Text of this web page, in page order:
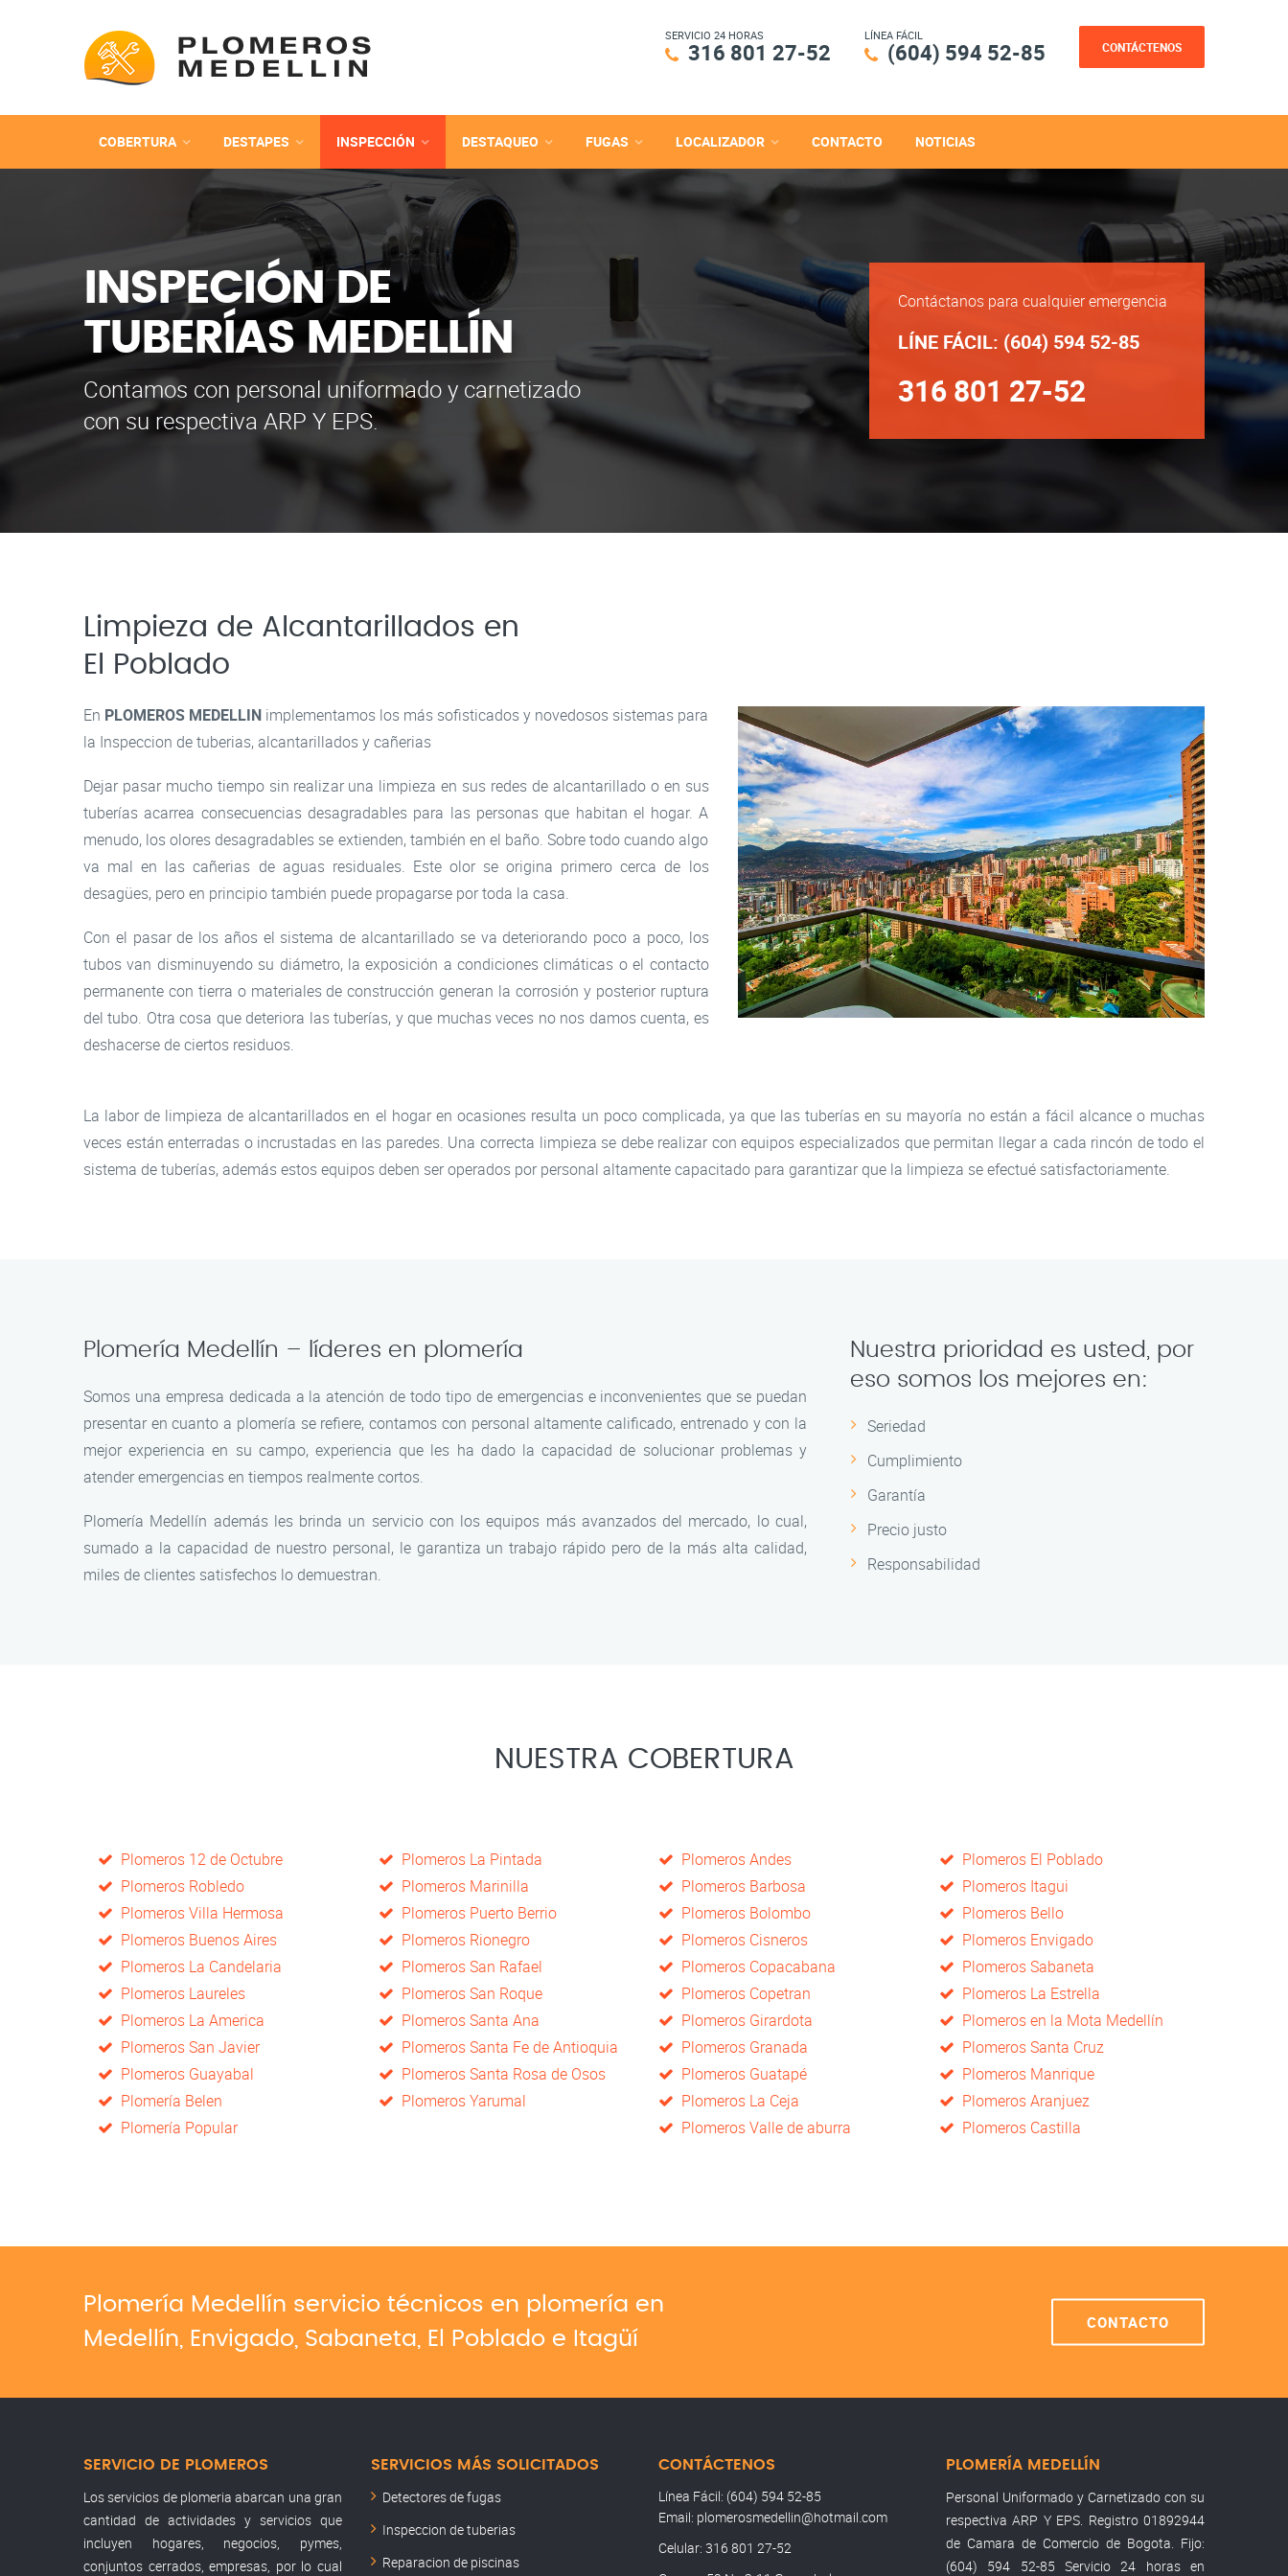
SERVICIO 24 HORAS
316 801 27-52
LÍNEA FÁCIL
(604) 594 52-85 CONTÁCTENOS
COBERTURA DESTAPES INSPECCIÓN DESTAQUEO FUGAS LOCALIZADOR CONTACTO NOTICIAS
INSPECIÓN DE
TUBERÍAS MEDELLÍN
Contamos con personal uniformado y carnetizado
con su respectiva ARP Y EPS.
Contáctanos para cualquier emergencia
LÍNE FÁCIL: (604) 594 52-85
316 801 27-52
Limpieza de Alcantarillados en
El Poblado
En PLOMEROS MEDELLIN implementamos los más sofisticados y novedosos sistemas para
la Inspeccion de tuberias, alcantarillados y cañerias
Dejar pasar mucho tiempo sin realizar una limpieza en sus redes de alcantarillado o en sus
tuberías acarrea consecuencias desagradables para las personas que habitan el hogar. A
menudo, los olores desagradables se extienden, también en el baño. Sobre todo cuando algo
va mal en las cañerias de aguas residuales. Este olor se origina primero cerca de los
desagües, pero en principio también puede propagarse por toda la casa.
Con el pasar de los años el sistema de alcantarillado se va deteriorando poco a poco, los
tubos van disminuyendo su diámetro, la exposición a condiciones climáticas o el contacto
permanente con tierra o materiales de construcción generan la corrosión y posterior ruptura
del tubo. Otra cosa que deteriora las tuberías, y que muchas veces no nos damos cuenta, es
deshacerse de ciertos residuos.
La labor de limpieza de alcantarillados en el hogar en ocasiones resulta un poco complicada, ya que las tuberías en su mayoría no están a fácil alcance o muchas
veces están enterradas o incrustadas en las paredes. Una correcta limpieza se debe realizar con equipos especializados que permitan llegar a cada rincón de todo el
sistema de tuberías, además estos equipos deben ser operados por personal altamente capacitado para garantizar que la limpieza se efectué satisfactoriamente.
Plomería Medellín – líderes en plomería
Somos una empresa dedicada a la atención de todo tipo de emergencias e inconvenientes que se puedan
presentar en cuanto a plomería se refiere, contamos con personal altamente calificado, entrenado y con la
mejor experiencia en su campo, experiencia que les ha dado la capacidad de solucionar problemas y
atender emergencias en tiempos realmente cortos.
Plomería Medellín además les brinda un servicio con los equipos más avanzados del mercado, lo cual,
sumado a la capacidad de nuestro personal, le garantiza un trabajo rápido pero de la más alta calidad,
miles de clientes satisfechos lo demuestran.
Nuestra prioridad es usted, por
eso somos los mejores en:
Seriedad
Cumplimiento
Garantía
Precio justo
Responsabilidad
NUESTRA COBERTURA
Plomeros El Poblado
Plomeros Itagui
Plomeros Bello
Plomeros Envigado
Plomeros Sabaneta
Plomeros La Estrella
Plomeros en la Mota Medellín
Plomeros Santa Cruz
Plomeros Manrique
Plomeros Aranjuez
Plomeros Castilla
Plomeros 12 de Octubre
Plomeros Robledo
Plomeros Villa Hermosa
Plomeros Buenos Aires
Plomeros La Candelaria
Plomeros Laureles
Plomeros La America
Plomeros San Javier
Plomeros Guayabal
Plomería Belen
Plomería Popular
Plomeros Andes
Plomeros Barbosa
Plomeros Bolombo
Plomeros Cisneros
Plomeros Copacabana
Plomeros Copetran
Plomeros Girardota
Plomeros Granada
Plomeros Guatapé
Plomeros La Ceja
Plomeros Valle de aburra
Plomeros La Pintada
Plomeros Marinilla
Plomeros Puerto Berrio
Plomeros Rionegro
Plomeros San Rafael
Plomeros San Roque
Plomeros Santa Ana
Plomeros Santa Fe de Antioquia
Plomeros Santa Rosa de Osos
Plomeros Yarumal
Plomería Medellín servicio técnicos en plomería en
Medellín, Envigado, Sabaneta, El Poblado e Itagüí
CONTACTO
SERVICIO DE PLOMEROS
Los servicios de plomeria abarcan una gran
cantidad de actividades y servicios que
incluyen hogares, negocios, pymes,
conjuntos cerrados, empresas, por lo cual
SERVICIOS MÁS SOLICITADOS
Detectores de fugas
Inspeccion de tuberias
Reparacion de piscinas
CONTÁCTENOS
Línea Fácil: (604) 594 52-85
Email: plomerosmedellin@hotmail.com
Celular: 316 801 27-52
PLOMERÍA MEDELLÍN
Personal Uniformado y Carnetizado con su
respectiva ARP Y EPS. Registro 01892944
de Camara de Comercio de Bogota. Fijo:
(604) 594 52-85 Servicio 24 horas en